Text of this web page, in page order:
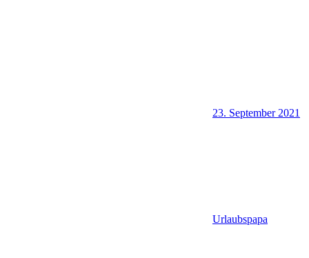
23. September 2021
Urlaubspapa